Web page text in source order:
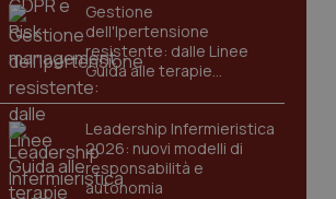
Gestione
dell'Ipertensione
resistente: dalle Linee
Guida alle terapie
innovative
Leadership Infermieristica
2026: nuovi modelli di
responsabilità e
autonomia